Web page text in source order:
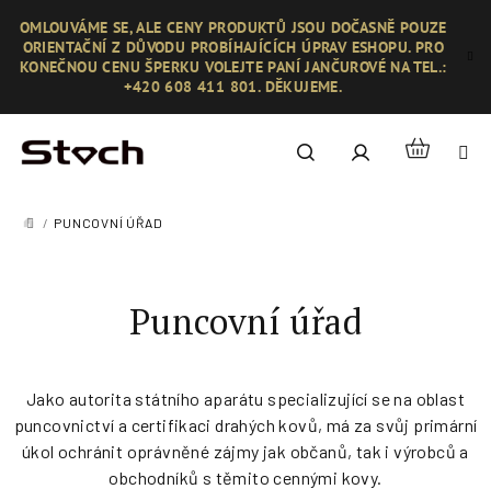
obsah
OMLOUVÁME SE, ALE CENY PRODUKTŮ JSOU DOČASNĚ POUZE
ORIENTAČNÍ Z DŮVODU PROBÍHAJÍCÍCH ÚPRAV ESHOPU. PRO
KONEČNOU CENU ŠPERKU VOLEJTE PANÍ JANČUROVÉ NA TEL.:
+420 608 411 801. DĚKUJEME.
Hledat PřihlášeníNákupní
DOMŮ
/ PUNCOVNÍ ÚŘAD
Puncovní úřad
Jako autorita státního aparátu specializující se na oblast
puncovnictví a certifikaci drahých kovů, má za svůj primární
úkol ochránit oprávněné zájmy jak občanů, tak i výrobců a
obchodníků s těmito cennými kovy.